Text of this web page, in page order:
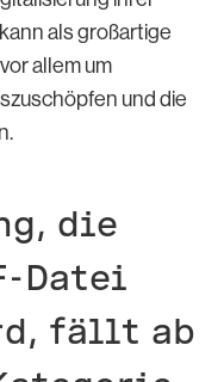
als großartige
allem um
und die
die
Datei
fällt ab